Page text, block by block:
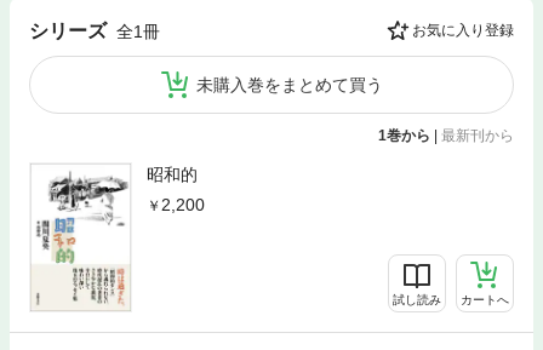
シリーズ 全1冊 お気に入り登録
未購入巻をまとめて買う
1巻から | 最新刊から
昭和的
2,200
試し読み カートへ